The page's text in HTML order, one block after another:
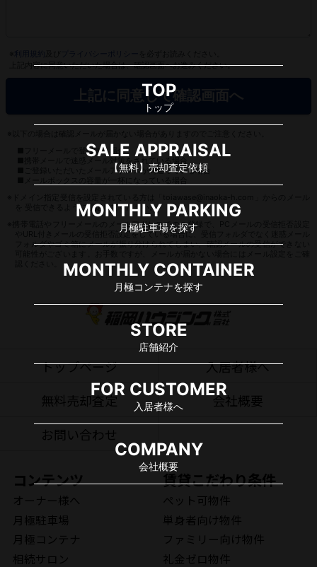
TOP
トップ
SALE APPRAISAL
【無料】売却査定依頼
MONTHLY PARKING
月極駐車場を探す
MONTHLY CONTAINER
月極コンテナを探す
STORE
店舗紹介
FOR CUSTOMER
入居者様へ
COMPANY
会社概要
上記内容に同意いただいた場合は、確認画面へお進みください。
■フリーメールで登録する場合
■携帯メールで迷惑メール対策をされている場合
■ご登録いただいたメールアドレスが間違っている場合
を 受信できるように設定してください。
※携帯電話やフリーメールのメールアドレスでのご登録で、PCメールの受信拒否設定
やURL付きメールの受信拒否設定をしている場合に、受信フォルダでなく迷惑メール
フォルダやゴミ箱にメールが振り分けられてしまい、確認メールの受信ができない
トップページ
入居者様へ
無料売却査定
会社概要
お問い合わせ
コンテンツ
オーナー様へ
月極駐車場
月極コンテナ
相続サロン
賃貸こだわり条件
ペット可物件
単身者向け物件
ファミリー向け物件
礼金ゼロ物件